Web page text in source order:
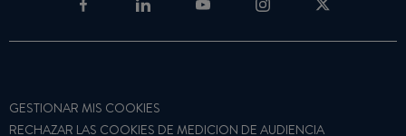
GESTIONAR MIS COOKIES
RECHAZAR LAS COOKIES DE MEDICION DE AUDIENCIA